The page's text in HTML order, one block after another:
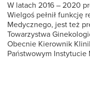
W latach 2016 – 2020
Wielgoś pełnił funkcję
Medycznego, jest też
Towarzystwa
Obecnie Kierownik
Państwowym Instytucie